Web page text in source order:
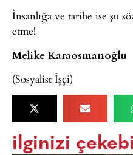
İnsanlığa ve tarihe ise şu
etme!
Melike Karaosmanoğlu
(Sosyalist İşçi)
ilginizi